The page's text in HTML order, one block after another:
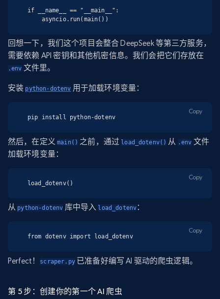
if __name__ == "__main__":
    asyncio.run(main())
回想一下，我们这个项目会整合 DeepSeek 等第三方服务，
需要依赖 API 密钥和其他机密信息。我们会把它们存放在
.env 文件里。
安装 python-dotenv 用于加载环境变量：
pip install python-dotenv
Copy
然后，在定义main() 之前，通过load_dotenv() 从 .env 文件
加载环境变量：
load_dotenv()
Copy
从 python-dotenv 库中导入load_dotenv ：
from dotenv import load_dotenv
Copy
Perfect！ scraper.py已准备好编写 AI 驱动的爬虫逻辑。
第 5 步：创建你的第一个 AI 爬虫